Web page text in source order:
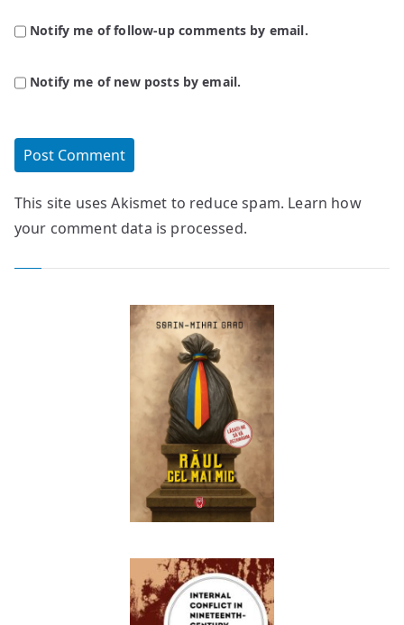
Notify me of follow-up comments by email.
Notify me of new posts by email.
This site uses Akismet to reduce spam. Learn how
your comment data is processed.